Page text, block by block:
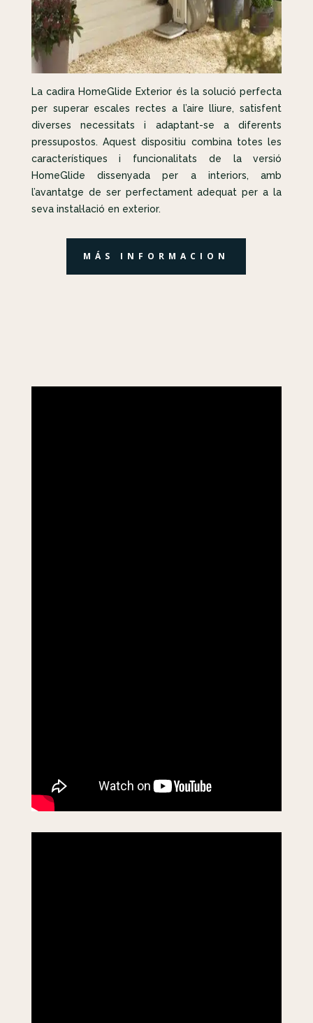
La cadira HomeGlide Exterior és la solució perfecta
per superar escales rectes a l’aire lliure, satisfent
diverses necessitats i adaptant-se a diferents
pressupostos. Aquest dispositiu combina totes les
característiques i funcionalitats de la versió
HomeGlide dissenyada per a interiors, amb
l’avantatge de ser perfectament adequat per a la
seva instal·lació en exterior.
MÁS INFORMACION